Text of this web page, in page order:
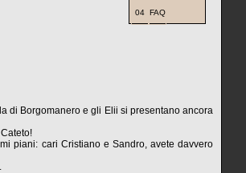
04 FAQ
di Borgomanero e gli Elii si presentano ancora
piani: cari Cristiano e Sandro, avete davvero